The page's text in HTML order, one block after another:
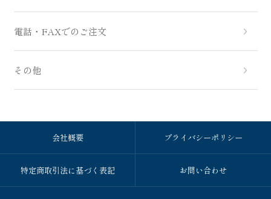
電話・FAXでのご注文
その他
会社概要 プライバシーポリシー
特定商取引法に基づく表記 お問い合わせ